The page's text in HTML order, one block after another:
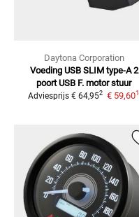
Daytona Corporation
Voeding USB SLIM type-A 2
poort USB F. motor stuur
Adviesprijs € 64,952 € 59,601